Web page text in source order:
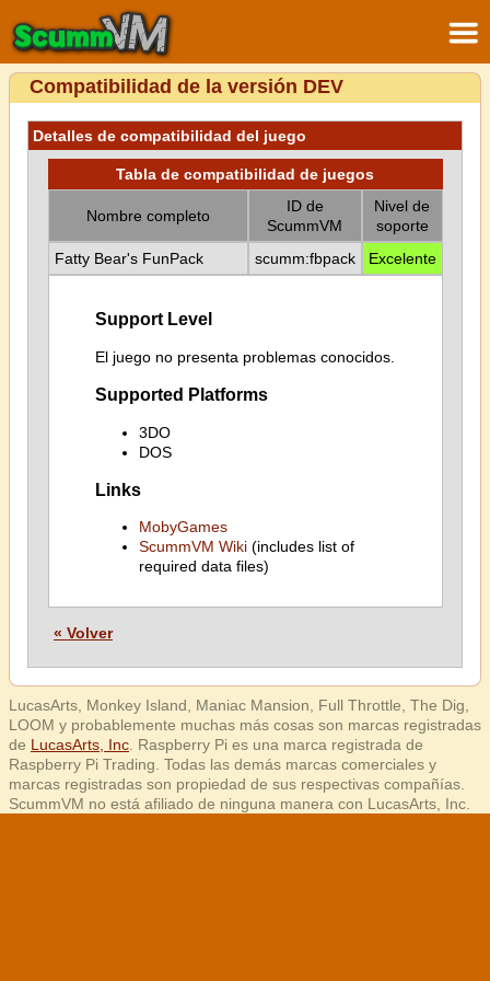
Compatibilidad de la versión DEV
Detalles de compatibilidad del juego
Tabla de compatibilidad de juegos
Nombre completo
ID de
ScummVM
Nivel de
soporte
Fatty Bear's FunPack
scumm:fbpack Excelente
Support Level
El juego no presenta problemas conocidos.
Supported Platforms
3DO
DOS
Links
MobyGames
ScummVM Wiki(includes list of
required data files)
« Volver
LucasArts, Monkey Island, Maniac Mansion, Full Throttle, The Dig,
LOOM y probablemente muchas más cosas son marcas registradas
de LucasArts, Inc . Raspberry Pi es una marca registrada de
Raspberry Pi Trading. Todas las demás marcas comerciales y
marcas registradas son propiedad de sus respectivas compañías.
ScummVM no está afiliado de ninguna manera con LucasArts, Inc.